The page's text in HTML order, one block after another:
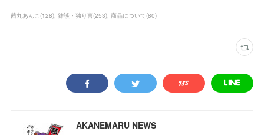
茜丸あんこ (128) 雑談・独り言(253) 商品について(80)
AKANEMARU NEWS